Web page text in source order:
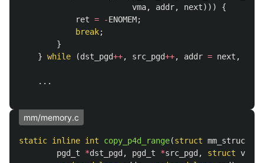
vma, addr, next)))
{
ret = -ENOMEM;
break;
}
} while (dst_pgd++, src_pgd++, addr = next ,
...
mm/memory.c
static inline int copy_p4d_range(struct mm_struct
pgd_t
*dst_pgd , pgd_t *src_pgd , struct